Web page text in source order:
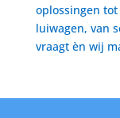
oplossingen
luiwagen, van
vraagt èn wij